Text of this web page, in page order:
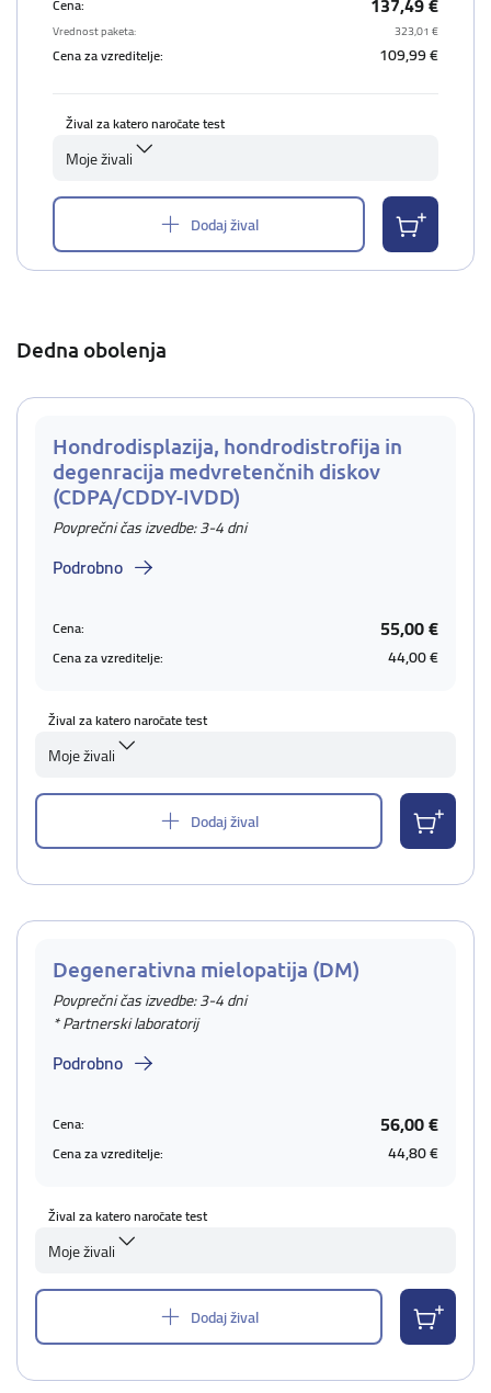
Vrednost paketa: 323,01 €
Cena za vzreditelje: 109,99 €
Žival za katero naročate test
Moje živali
Dodaj žival
Dedna obolenja
Hondrodisplazija, hondrodistrofija in
degenracija medvretenčnih diskov
(CDPA/CDDY-IVDD)
Povprečni čas izvedbe: 3-4 dni
Podrobno
Cena: 55,00 €
Cena za vzreditelje: 44,00 €
Žival za katero naročate test
Moje živali
Dodaj žival
Degenerativna mielopatija (DM)
Povprečni čas izvedbe: 3-4 dni
* Partnerski laboratorij
Podrobno
Cena: 56,00 €
Cena za vzreditelje: 44,80 €
Žival za katero naročate test
Moje živali
Dodaj žival